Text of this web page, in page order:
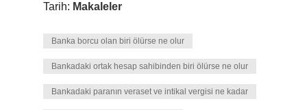
Tarih: Makaleler
Banka borcu olan biri ölürse ne olur
Bankadaki ortak hesap sahibinden biri ölürse ne olur
Bankadaki paranın veraset ve intikal vergisi ne kadar